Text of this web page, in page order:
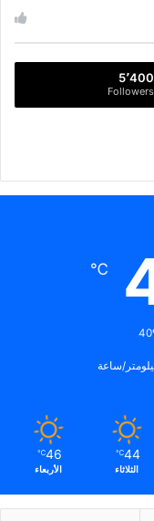
5٬400
Followers
℃
44
℃
الثلاثاء
46
℃
الأربعاء